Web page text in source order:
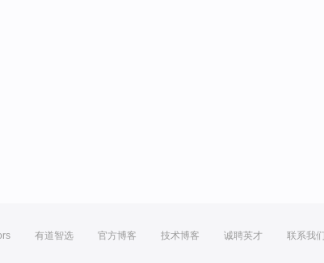
有道智选 官方博客 技术博客 诚聘英才 联系我们